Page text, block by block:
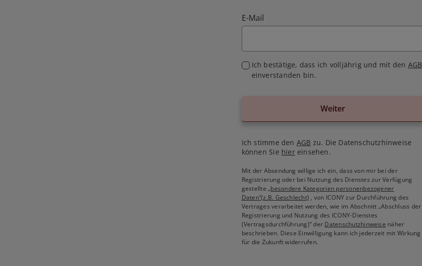
E-Mail
Ich bestätige, dass ich volljährig und mit den AGB
einverstanden bin.
Weiter
Ich stimme den AGB zu. Die Datenschutzhinweise
können Sie hiereinsehen.
Mit der Absendung willige ich ein, dass von mir bei der
Registrierung oder bei Nutzung des Dienstes zur Verfügung
gestellte„besondere Kategorien personenbezogener
Daten“(z.B. Geschlecht) , von ICONY zur Durchführung des
Vertrages verarbeitet werden, wie im Abschnitt „Abschluss der
Registrierung und Nutzung des ICONY-Dienstes
(Vertragsdurchführung)“ der Datenschutzhinweise näher
beschrieben. Diese Einwilligung kann ich jederzeit mit Wirkung
für die Zukunft widerrufen.